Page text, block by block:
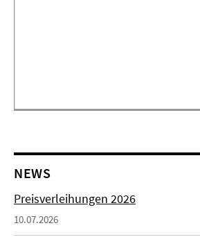
NEWS
Preisverleihungen 2026
10.07.2026